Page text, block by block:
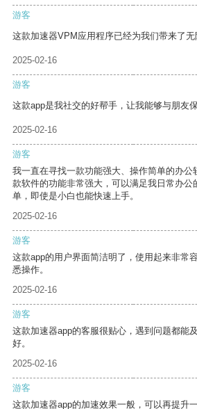
游客
这款加速器VPM应用程序已经为我们带来了无
2025-02-16
游客
这款app是我社交的好帮手，让我能够与朋友
2025-02-16
游客
我一直在寻找一款功能强大、操作简单的办公
款软件的功能非常强大，可以满足我日常办公
单，即使是小白也能快速上手。
2025-02-16
游客
这款app的用户界面简洁明了，使用起来非常
悉操作。
2025-02-16
游客
这款加速器app的客服很贴心，遇到问题都能
好。
2025-02-16
游客
这款加速器app的加速效果一般，可以再提升